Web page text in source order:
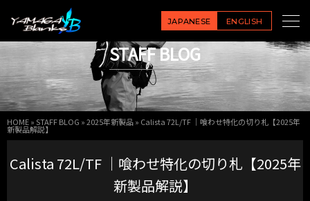
JAPANESE ENGLISH
STAFF BLOG
HOME»STAFF BLOG »2025年新製品» Calista 72L/TF ｜喰わせ特化の切り札【2025年
新製品解説】
Calista 72L/TF ｜喰わせ特化の切り札【2025年
新製品解説】